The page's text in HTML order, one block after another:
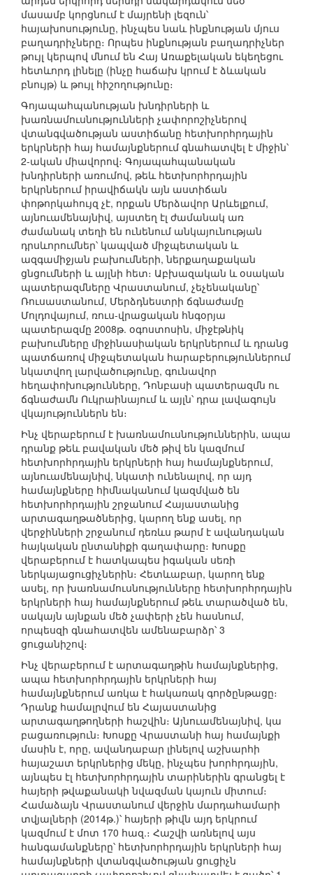
մասամբ կորցնում է մայրենի լեզուն՝
հայախոսությունը, ինչպես նաև ինքնության մյուս
բաղադրիչները։ Որպես ինքնության բաղադրիչներ
թույլ կերպով մնում են Հայ Առաքելական եկեղեցու
հետևորդ լինելը (ինչը հաճախ կրում է ձևական
բնույթ) և թույլ հիշողությունը։
Գոյապահպանության խնդիրների և
խառնամուսնությունների չափորոշիչներով
վտանգվածության աստիճանը հետխորհրդային
երկրների հայ համայնքներում գնահատվել է միջին՝
2-ական միավորով։ Գոյապահպանական
խնդիրների առումով, թեև հետխորհրդային
երկրներում իրավիճակն այն աստիճան
փոթորկահույզ չէ, որքան Մերձավոր Արևելքում,
այնուամենայնիվ, այստեղ էլ ժամանակ առ
ժամանակ տեղի են ունենում անկայունության
դրսևորումներ՝ կապված միջպետական և
ազգամիջյան բախումների, ներքաղաքական
ցնցումների և այլնի հետ։ Աբխազական և օսական
պատերազմները Վրաստանում, չեչենականը՝
Ռուսաստանում, Մերձդնեստրի ճգնաժամը
Մոլդովայում, ռուս-վրացական հնգօրյա
պատերազմը 2008թ. օգոստոսին, միջէթնիկ
բախումները միջինասիական երկրներում և դրանց
պատճառով միջպետական հարաբերություններում
նկատվող լարվածությունը, գունավոր
հեղափոխությունները, Դոնբասի պատերազմն ու
ճգնաժամն Ուկրաինայում և այլն՝ դրա լավագույն
վկայություններն են։
Ինչ վերաբերում է խառնամուսնություններին, ապա
դրանք թեև բավական մեծ թիվ են կազմում
հետխորհրդային երկրների հայ համայնքներում,
այնուամենայնիվ, նկատի ունենալով, որ այդ
համայնքները հիմնականում կազմված են
հետխորհրդային շրջանում Հայաստանից
արտագաղթածներից, կարող ենք ասել, որ
վերջինների շրջանում դեռևս թարմ է ավանդական
հայկական ընտանիքի գաղափարը։ Խոսքը
վերաբերում է հատկապես իգական սեռի
ներկայացուցիչներին։ Հետևաբար, կարող ենք
ասել, որ խառնամուսնությունները հետխորհրդային
երկրների հայ համայնքներում թեև տարածված են,
սակայն այնքան մեծ չափերի չեն հասնում,
որպեսզի գնահատվեն ամենաբարձր՝ 3
ցուցանիշով։
Ինչ վերաբերում է արտագաղթին համայնքներից,
ապա հետխորհրդային երկրների հայ
համայնքներում առկա է հակառակ գործընթացը։
Դրանք համալրվում են Հայաստանից
արտագաղթողների հաշվին։ Այնուամենայնիվ, կա
բացառություն։ Խոսքը Վրաստանի հայ համայնքի
մասին է, որը, ավանդաբար լինելով աշխարհի
հայաշատ երկրներից մեկը, ինչպես խորհրդային,
այնպես էլ հետխորհրդային տարիներին գրանցել է
հայերի թվաքանակի նվազման կայուն միտում։
Համաձայն Վրաստանում վերջին մարդահամարի
տվյալների (2014թ.)՝ հայերի թիվն այդ երկրում
կազմում է մոտ 170 հազ.։ Հաշվի առնելով այս
հանգամանքները՝ հետխորհրդային երկրների հայ
համայնքների վտանգվածության ցուցիչն